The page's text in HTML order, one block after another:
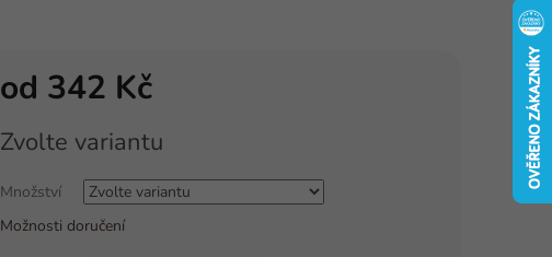
od 342 Kč
cena:
Zvolte variantu
Množství
Možnosti doručení